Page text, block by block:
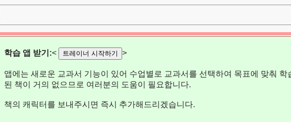
학습 앱 받기:< 트레이너 시작하기 >
앱에는 새로운 교과서 기능이 있어 수업별로 교과서를 선택하여 목표에 맞춰
된 책이 거의 없으므로 여러분의 도움이 필요합니다.
책의 캐릭터를 보내주시면 즉시 추가해드리겠습니다.